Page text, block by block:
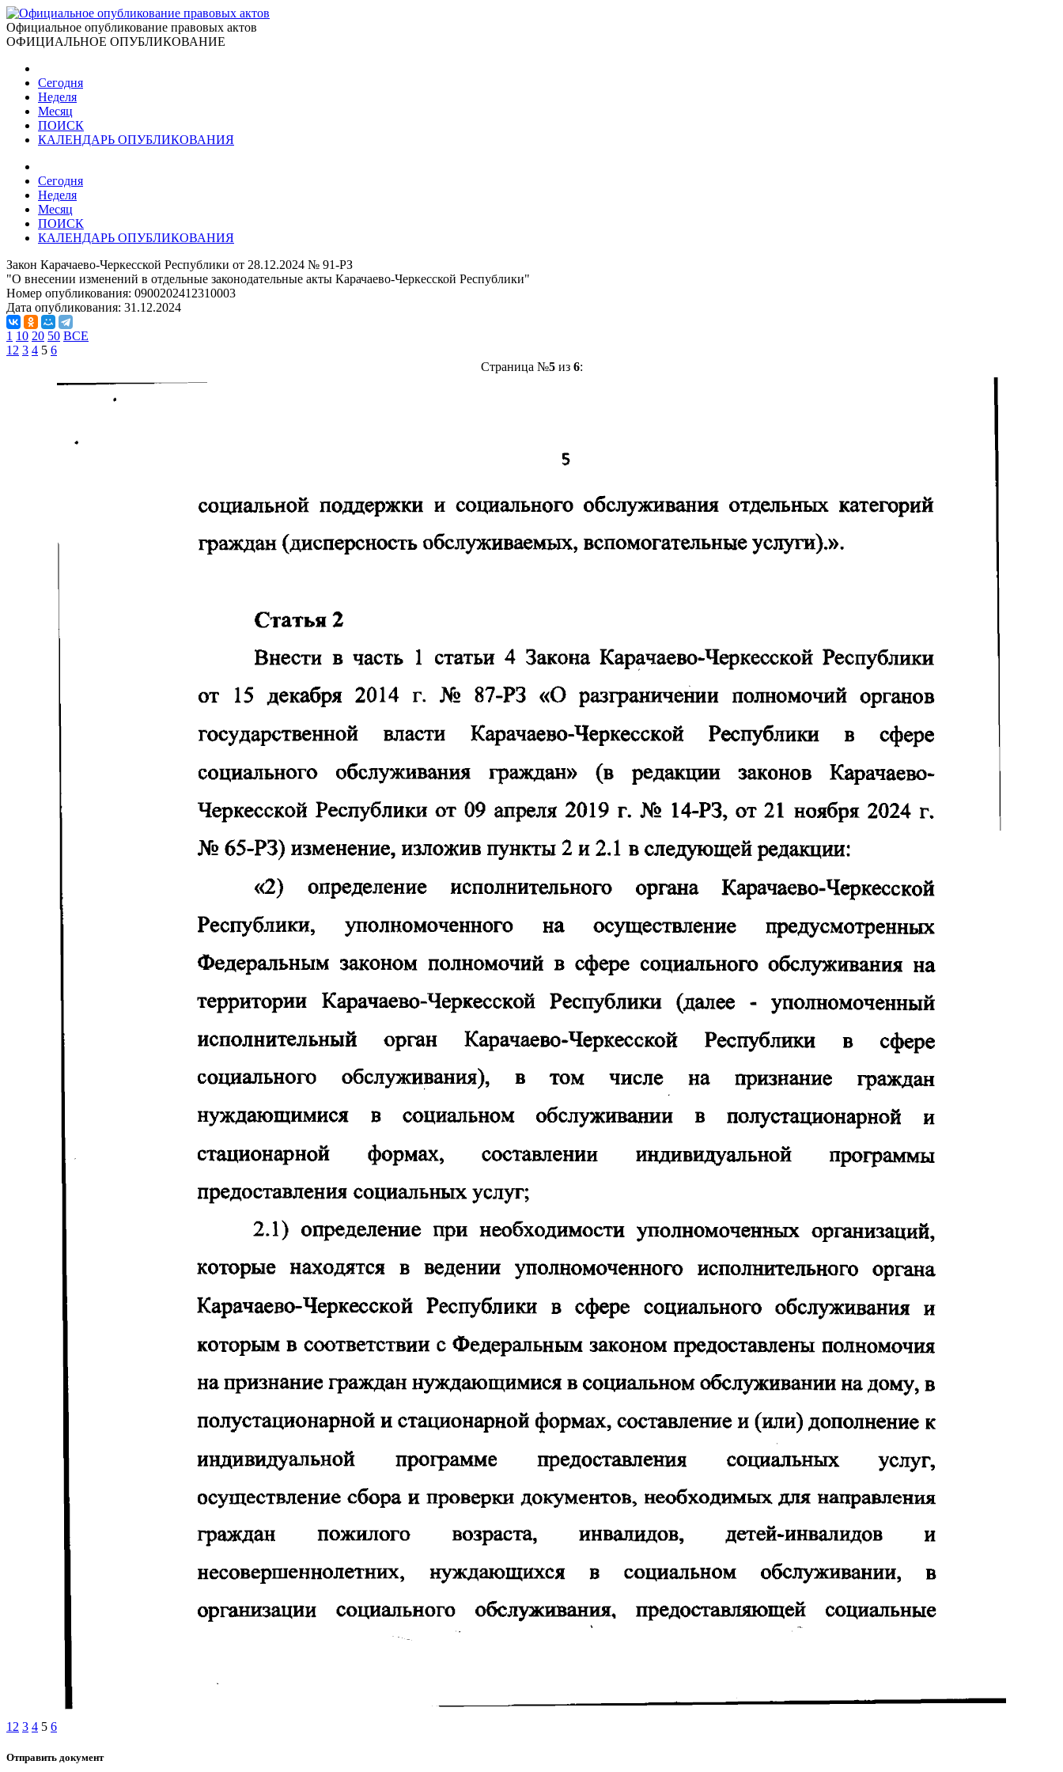
Официальное опубликование правовых актов
ОФИЦИАЛЬНОЕ ОПУБЛИКОВАНИЕ
Сегодня
Неделя
Месяц
ПОИСК
КАЛЕНДАРЬ ОПУБЛИКОВАНИЯ
Сегодня
Неделя
Месяц
ПОИСК
КАЛЕНДАРЬ ОПУБЛИКОВАНИЯ
Закон Карачаево-Черкесской Республики от 28.12.2024 № 91-РЗ
"О внесении изменений в отдельные законодательные акты Карачаево-Черкесской Республики"
Номер опубликования: 0900202412310003
Дата опубликования: 31.12.2024
1 10 20 50 ВСЕ
1 2 3 4 5 6
Страница №5из 6:
1 2 3 4 5 6
Отправить документ